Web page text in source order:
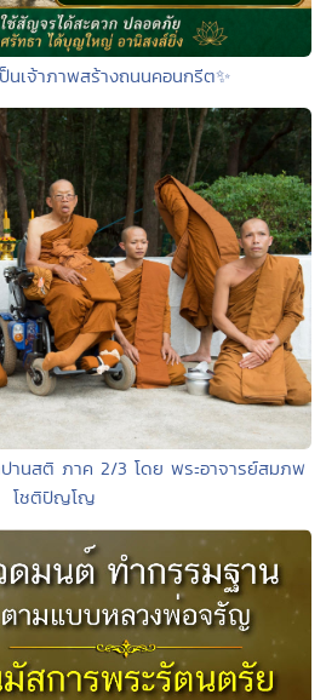
นเจ้าภาพสร้างถนนคอนกรีต✨
ปานสติ ภาค 2/3 โดย พระอาจารย์สมภพ
โชติปัญโญ